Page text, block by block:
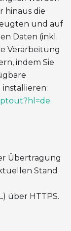
hinaus die
und auf
Daten (inkl.
Verarbeitung
indem Sie
.
Übertragung
Stand
über HTTPS.